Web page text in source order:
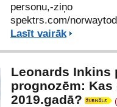
personu,-ziņo
spektrs.com/
Lasīt vairāk
Leonards Inkins
prognozēm:
2019.gadā?